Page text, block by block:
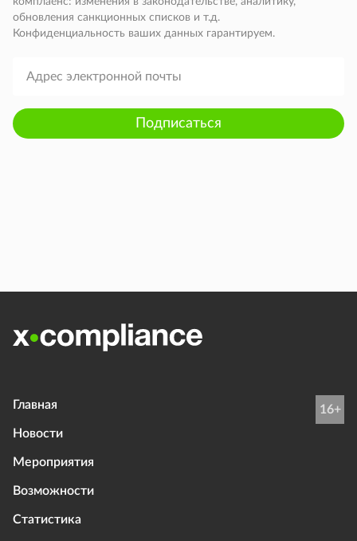
обновления санкционных списков и т.д.
Конфиденциальность ваших данных гарантируем.
Подписаться
Главная
Новости
Мероприятия
Возможности
Статистика
16+